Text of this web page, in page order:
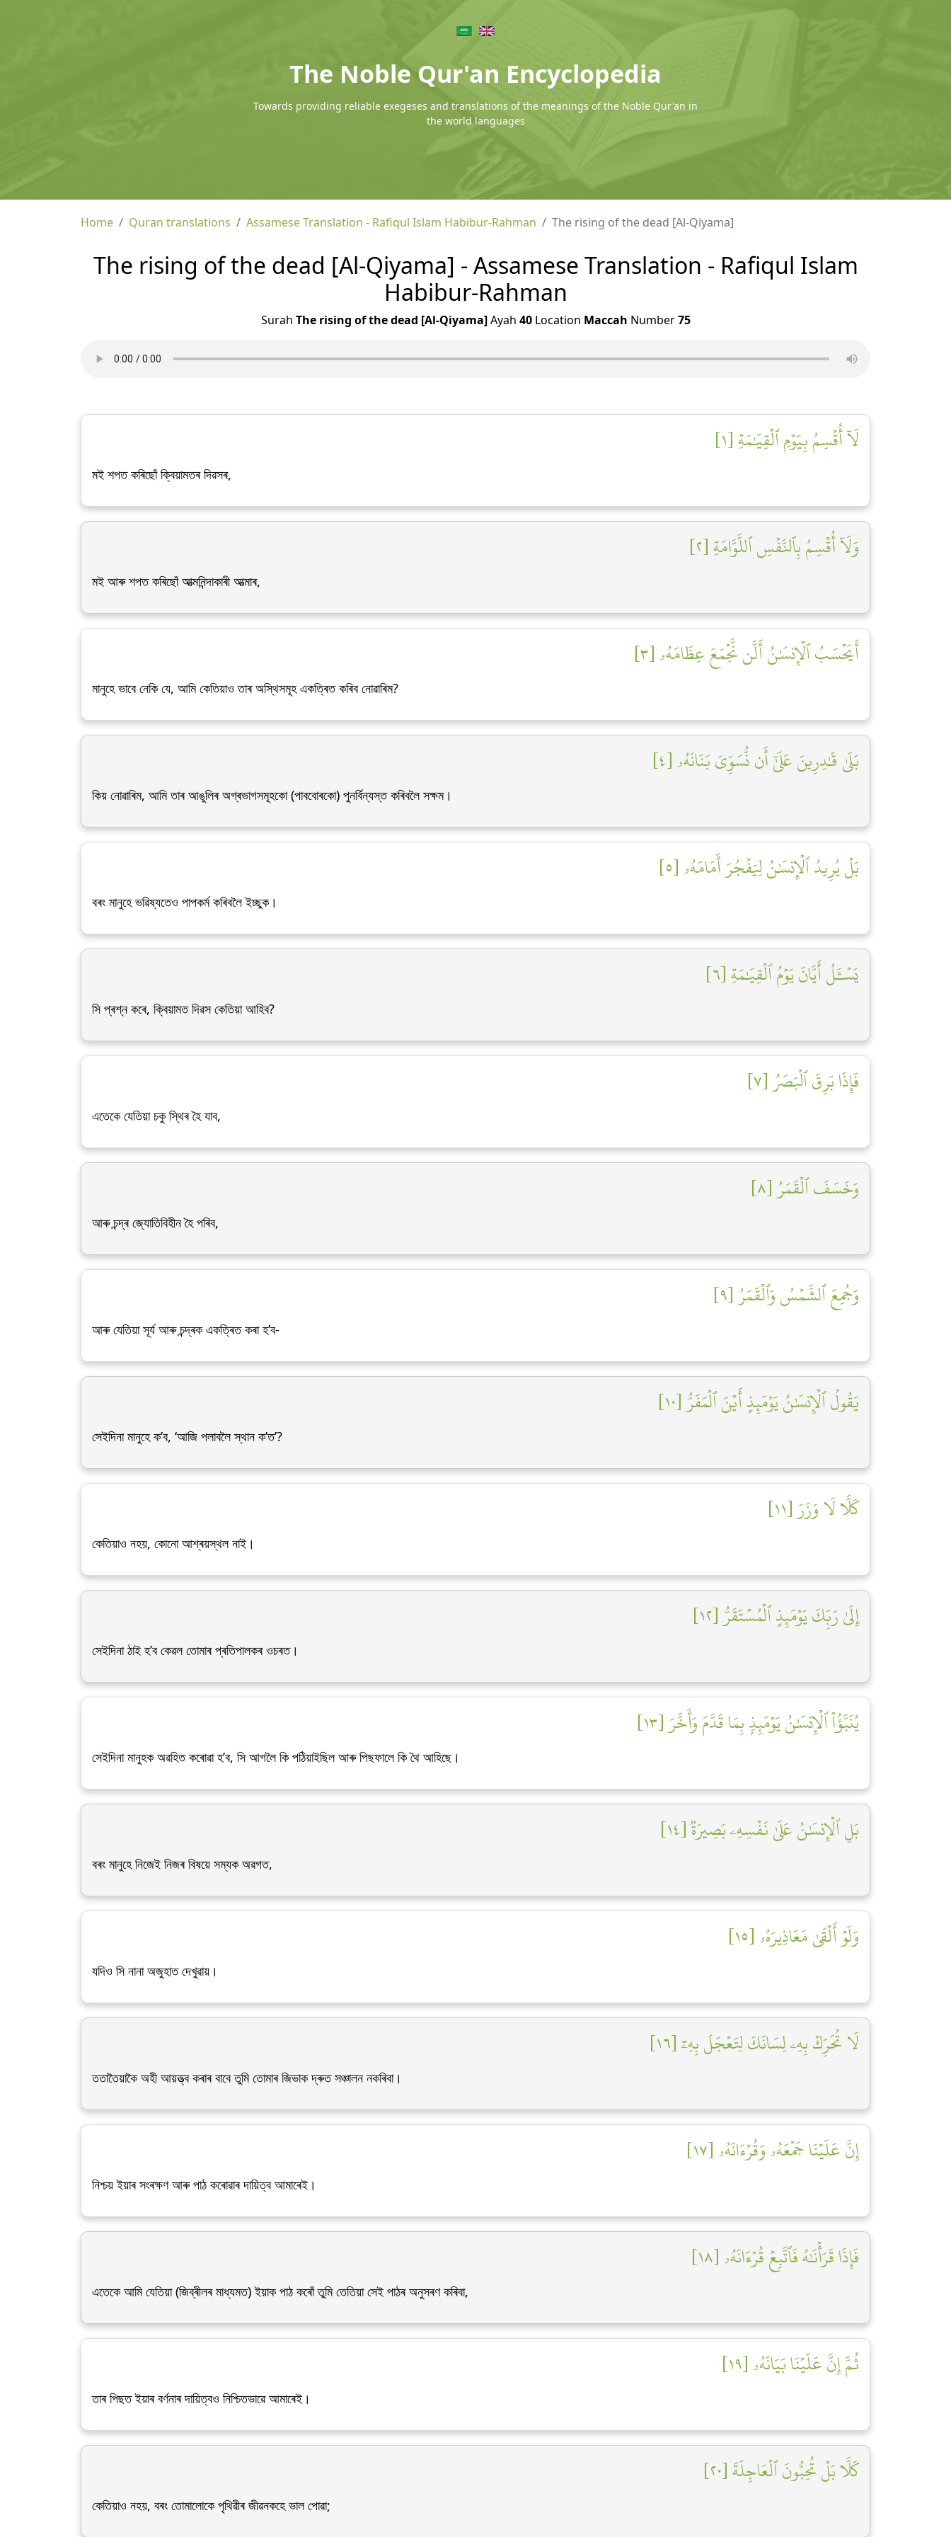
The Noble Qur'an Encyclopedia
Towards providing reliable exegeses and translations of the meanings of the Noble Qur'an in
the world languages
Home Quran translations Assamese Translation - Rafiqul Islam Habibur-Rahman The rising of the dead [Al-Qiyama]
The rising of the dead [Al-Qiyama] - Assamese Translation - Rafiqul Islam
Habibur-Rahman
Surah The rising of the dead [Al-Qiyama]Ayah 40Location Maccah Number75
لَآ أُقۡسِمُ بِيَوۡمِ ٱلۡقِيَٰمَةِ [١]
মই শপত কৰিছোঁ ক্বিয়ামতৰ দিৱসৰ,
وَلَآ أُقۡسِمُ بِٱلنَّفۡسِ ٱللَّوَّامَةِ [٢]
মই আৰু শপত কৰিছোঁ আত্মনিন্দাকাৰী আত্মাৰ,
أَيَحۡسَبُ ٱلۡإِنسَٰنُ أَلَّن نَّجۡمَعَ عِظَامَهُۥ [٣]
মানুহে ভাবে নেকি যে, আমি কেতিয়াও তাৰ অস্থিসমূহ একত্ৰিত কৰিব নোৱাৰিম?
بَلَىٰ قَٰدِرِينَ عَلَىٰٓ أَن نُّسَوِّيَ بَنَانَهُۥ [٤]
কিয় নোৱাৰিম, আমি তাৰ আঙুলিৰ অগ্ৰভাগসমূহকো (পাববোৰকো) পুনৰ্বিন্যস্ত কৰিবলৈ সক্ষম।
بَلۡ يُرِيدُ ٱلۡإِنسَٰنُ لِيَفۡجُرَ أَمَامَهُۥ [٥]
বৰং মানুহে ভৱিষ্যতেও পাপকৰ্ম কৰিবলৈ ইচ্ছুক।
يَسۡـَٔلُ أَيَّانَ يَوۡمُ ٱلۡقِيَٰمَةِ [٦]
সি প্ৰশ্ন কৰে, ক্বিয়ামত দিৱস কেতিয়া আহিব?
فَإِذَا بَرِقَ ٱلۡبَصَرُ [٧]
এতেকে যেতিয়া চকু স্থিৰ হৈ যাব,
وَخَسَفَ ٱلۡقَمَرُ [٨]
আৰু চন্দ্ৰ জ্যোতিবিহীন হৈ পৰিব,
وَجُمِعَ ٱلشَّمۡسُ وَٱلۡقَمَرُ [٩]
আৰু যেতিয়া সূৰ্য আৰু চন্দ্ৰক একত্ৰিত কৰা হ’ব-
يَقُولُ ٱلۡإِنسَٰنُ يَوۡمَئِذٍ أَيۡنَ ٱلۡمَفَرُّ [١٠]
সেইদিনা মানুহে ক’ব, ‘আজি পলাবলৈ স্থান ক’ত’?
كَلَّا لَا وَزَرَ [١١]
কেতিয়াও নহয়, কোনো আশ্ৰয়স্থল নাই।
إِلَىٰ رَبِّكَ يَوۡمَئِذٍ ٱلۡمُسۡتَقَرُّ [١٢]
সেইদিনা ঠাই হ’ব কেৱল তোমাৰ প্ৰতিপালকৰ ওচৰত।
يُنَبَّؤُاْ ٱلۡإِنسَٰنُ يَوۡمَئِذِۭ بِمَا قَدَّمَ وَأَخَّرَ [١٣]
সেইদিনা মানুহক অৱহিত কৰোৱা হ’ব, সি আগলৈ কি পঠিয়াইছিল আৰু পিছফালে কি থৈ আহিছে।
بَلِ ٱلۡإِنسَٰنُ عَلَىٰ نَفۡسِهِۦ بَصِيرَةٞ [١٤]
বৰং মানুহে নিজেই নিজৰ বিষয়ে সম্যক অৱগত,
وَلَوۡ أَلۡقَىٰ مَعَاذِيرَهُۥ [١٥]
যদিও সি নানা অজুহাত দেখুৱায়।
لَا تُحَرِّكۡ بِهِۦ لِسَانَكَ لِتَعۡجَلَ بِهِۦٓ [١٦]
ততাতৈয়াকৈ অহী আয়ত্ত্ব কৰাৰ বাবে তুমি তোমাৰ জিভাক দ্ৰুত সঞ্চালন নকৰিবা।
إِنَّ عَلَيۡنَا جَمۡعَهُۥ وَقُرۡءَانَهُۥ [١٧]
নিশ্চয় ইয়াৰ সংৰক্ষণ আৰু পাঠ কৰোৱাৰ দায়িত্ব আমাৰেই।
فَإِذَا قَرَأۡنَٰهُ فَٱتَّبِعۡ قُرۡءَانَهُۥ [١٨]
এতেকে আমি যেতিয়া (জিব্ৰীলৰ মাধ্যমত) ইয়াক পাঠ কৰোঁ তুমি তেতিয়া সেই পাঠৰ অনুসৰণ কৰিবা,
ثُمَّ إِنَّ عَلَيۡنَا بَيَانَهُۥ [١٩]
তাৰ পিছত ইয়াৰ বৰ্ণনাৰ দায়িত্বও নিশ্চিতভাৱে আমাৰেই।
كَلَّا بَلۡ تُحِبُّونَ ٱلۡعَاجِلَةَ [٢٠]
কেতিয়াও নহয়, বৰং তোমালোকে পৃথিৱীৰ জীৱনকহে ভাল পোৱা;